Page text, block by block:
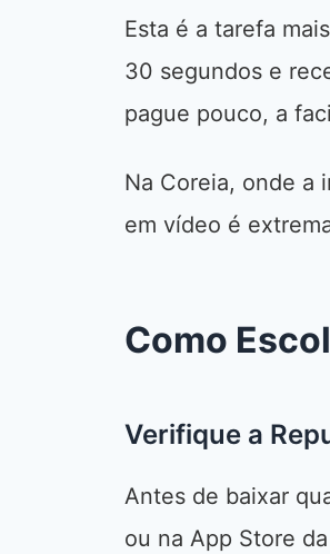
Esta é a tarefa
30 segundos e
pague pouco, a
Na Coreia, onde a
em vídeo é
Como
Verifique a
Antes de baixar
ou na App Store